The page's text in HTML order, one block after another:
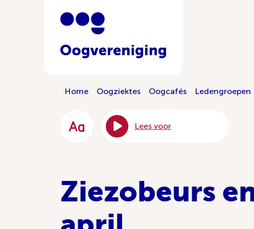
Home Oogziektes Oogcafés Ledengroepen
Lees voor
Ziezobeurs